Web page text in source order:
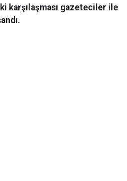
karşılaşması gazeteciler ile